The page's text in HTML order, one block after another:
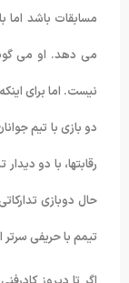
مسابقات باشد اما
می دهد. او می
نیست. اما برای
دو بازی با تیم
رقابتها، با دو
حال دوبازی
تیمم با حریفی سرتر